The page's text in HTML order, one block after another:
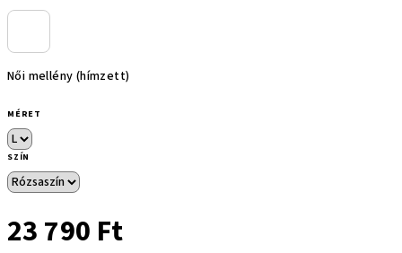
Női mellény (hímzett)
MÉRET
SZÍN
23 790 Ft